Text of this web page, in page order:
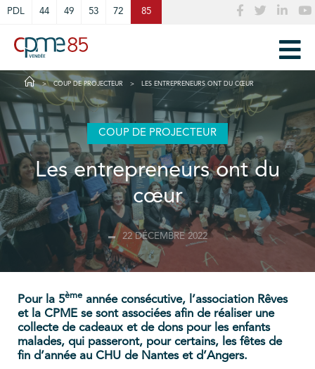
PDL 44 49 53 72 85
COUP DE PROJECTEUR LES ENTREPRENEURS ONT DU CŒUR
COUP DE PROJECTEUR
Les entrepreneurs ont du
cœur
22 DÉCEMBRE 2022
Pour la 5ème année consécutive, l’association Rêves
et la CPME se sont associées afin de réaliser une
collecte de cadeaux et de dons pour les enfants
malades, qui passeront, pour certains, les fêtes de
fin d’année au CHU de Nantes et d’Angers.
Cookies management panel